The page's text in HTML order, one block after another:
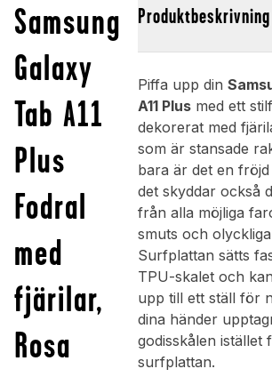
Samsung
Galaxy
Tab A11
Plus
Fodral
med
fjärilar,
Rosa
Produktbeskrivning
Piffa upp din
A11 Plusmed ett
dekorerat med
som är stansade
bara är det en
det skyddar också
från alla möjliga
smuts och
Surfplattan sätts
TPU-skalet och
upp till ett ställ för
dina händer
godisskålen istället
surfplattan.